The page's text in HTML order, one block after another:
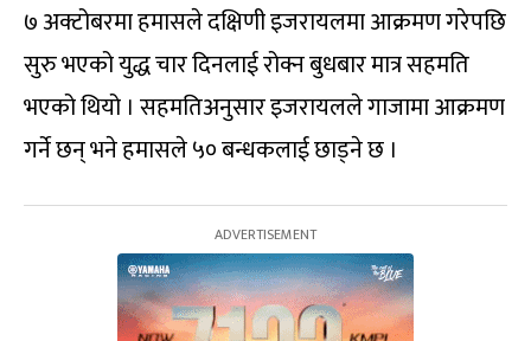
७ अक्टोबरमा हमासले दक्षिणी इजरायलमा आक्रमण गरेपछि
सुरु भएको युद्ध चार दिनलाई रोक्न बुधबार मात्र सहमति
भएको थियो । सहमतिअनुसार इजरायलले गाजामा आक्रमण
गर्ने छन् भने हमासले ५० बन्धकलाई छाड्ने छ ।